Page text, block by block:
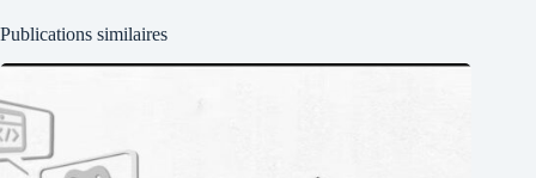
Publications similaires